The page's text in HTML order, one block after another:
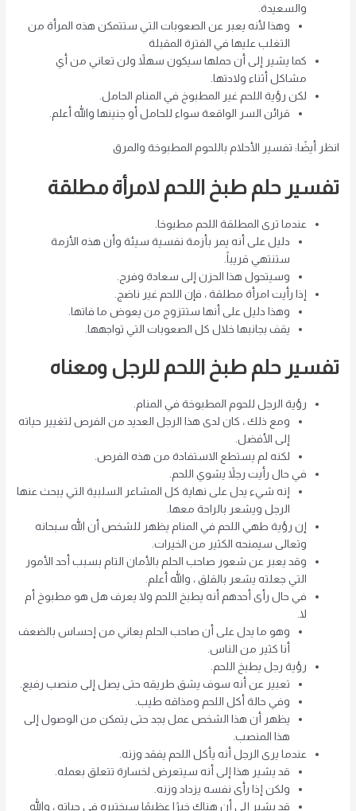
والسعيدة.
وهذا لأنه يعبر عن الصعوبات التي ستتمكن هذه المرأة من
التغلب عليها في الفترة المقبلة
كما يشير إلى أن حملها سيكون سهلاً ولن تعاني من أي
مشاكل أثناء ولادتها.
لكن رؤية اللحم غير المطبوخ في المنام الحامل.
قرائن السر الواقعة سواء للحامل أو جنينها والله أعلم.
انظر أيضًا: تفسير الأحلام باللحوم المطبوخة والمرق
تفسير حلم طبخ اللحم لامرأة مطلقة
عندما ترى المطلقة اللحم مطبوخا.
دليل على أنه يمر بأزمة نفسية سيئة وأن هذه الأزمة
ستنتهي قريباً.
وسيتحول هذا الحزن إلى سعادة وفرح.
إذا رأيت امرأة مطلقة ، فإن اللحم غير ناضج.
وهذا دليل على أنها ستتزوج من يعوض ما فاتها.
يقف بجانبها خلال كل الصعوبات التي تواجهها.
تفسير حلم طبخ اللحم للرجل ومعناه
رؤية الرجل للحوم المطبوخة في المنام.
ومع ذلك ، كان لدى هذا الرجل العديد من الفرص لتغيير حياته
إلى الأفضل.
لكنه لم يستطع الاستفادة من هذه الفرص.
في حال رأيت رجلاً يشوي اللحم.
إنه شيء يدل على نهاية كل المشاعر السلبية التي يبحث عنها
الرجل ويشعر بالراحة معها.
إن رؤية طهي اللحم في المنام يظهر للشخص أن الله سبحانه
وتعالى سيمنحه الكثير من الخيرات.
وقد يعبر عن شعور صاحب الحلم بالأمان التام بسبب أحد الأمور
التي جعلته يشعر بالقلق ، والله أعلم.
في حال رأى أحدهم أنه يطبخ اللحم ولا يعرف هل هو مطبوخ أم
لا.
وهو ما يدل على أن صاحب الحلم يعاني من إحساس بالضعف
أنا كثير من الناس.
رؤية رجل يطبخ اللحم.
تعبير عن أنه سوف يشق طريقه حتى يصل إلى منصب رفيع.
وفي حالة أكل اللحم ومذاقه طيب.
يظهر أن هذا الشخص عمل بجد حتى يتمكن من الوصول إلى
هذا المنصب.
عندما يرى الرجل أنه يأكل اللحم يفقد وزنه.
قد يشير هذا إلى أنه سيتعرض لخسارة تتعلق بعمله.
ولكن إذا رأى نفسه يزداد وزنه.
قد يشير إلى أن هناك خيرًا عظيمًا سيختبره في حياته ، والله